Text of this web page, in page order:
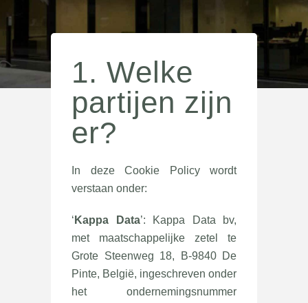
1. Welke
partijen zijn
er?
In deze Cookie Policy wordt
verstaan onder:
‘ Kappa Data’: Kappa Data bv,
met maatschappelijke zetel te
Grote Steenweg 18, B-9840 De
Pinte, België, ingeschreven onder
het ondernemingsnummer